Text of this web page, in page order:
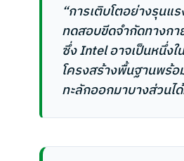
“การเติบโตอย่างรุนแ
ทดสอบขีดจำกัดทางก
ซึ่ง Intel อาจเป็นหนึ่ง
โครงสร้างพื้นฐานพร้
ทะลักออกมาบางส่วนไ